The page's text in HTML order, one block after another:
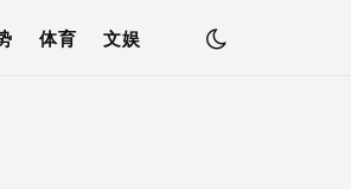
体育 文娱